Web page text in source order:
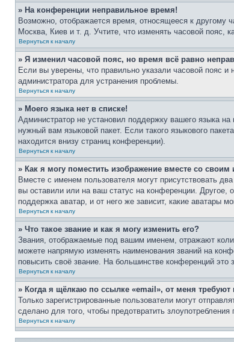
» На конференции неправильное время!
Возможно, отображается время, относящееся к другому
Москва, Киев и т. д. Учтите, что изменять часовой пояс,
Вернуться к началу
» Я изменил часовой пояс, но время всё равно
Если вы уверены, что правильно указали часовой пояс и
администратора для устранения проблемы.
Вернуться к началу
» Моего языка нет в списке!
Администратор не установил поддержку вашего языка
нужный вам языковой пакет. Если такого языкового
находится внизу страниц конференции).
Вернуться к началу
» Как я могу поместить изображение вместе со своим
Вместе с именем пользователя могут присутствовать
вы оставили или на ваш статус на конференции. Другое,
поддержка аватар, и от него же зависит, какие аватары
Вернуться к началу
» Что такое звание и как я могу изменить его?
Звания, отображаемые под вашим именем, отражают
можете напрямую изменять наименования званий на
повысить своё звание. На большинстве конференций
Вернуться к началу
» Когда я щёлкаю по ссылке «email», от меня
Только зарегистрированные пользователи могут
сделано для того, чтобы предотвратить
Вернуться к началу